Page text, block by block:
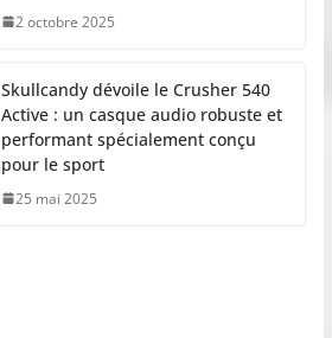
2 octobre 2025
Skullcandy dévoile le Crusher 540
Active : un casque audio robuste et
performant spécialement conçu
pour le sport
25 mai 2025